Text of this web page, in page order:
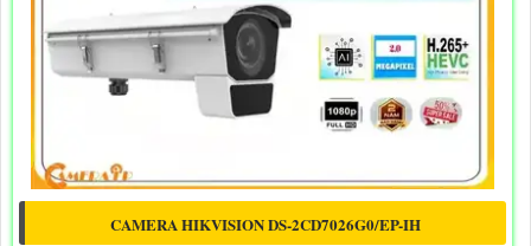
CAMERA HIKVISION DS-2CD7026G0/EP-IH